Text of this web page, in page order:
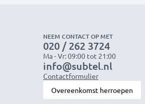
NEEM CONTACT OP MET
020 / 262 3724
Ma - Vr: 09:00 tot 21:00
info@subtel.nl
Contactformulier
Overeenkomst herroepen